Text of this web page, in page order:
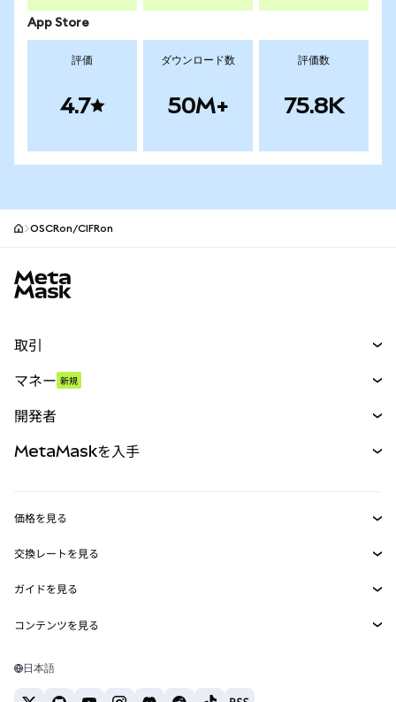
App Store
評価
4.7
ダウンロード数
50M+
評価数
75.8K
OSCRon/CIFRon
取引
パーペチュアル
RWA
マネー 新規
開発者
MetaMask Connect
Snaps
Web3サービス
MetaMaskを入手
セキュリティ
サポート
キャリア
お問い合わせ
価格を見る
イーサリアムの価格
Solanaの価格
Tetherの価格
交換レートを見る
ETH→USD
USDT→INR
BTC→INR
ガイドを見る
ETHの購入
コンテンツを見る
Solanaウォレット
日本語